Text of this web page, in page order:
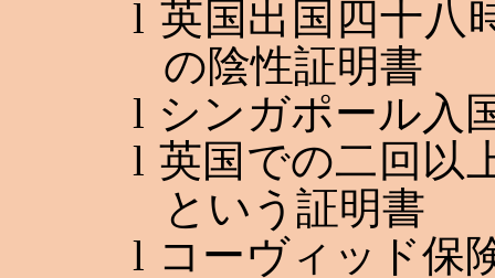
l 英国出国四十八
の陰性証明書
l シンガポール入
l 英国での二回以
という証明書
l コーヴィッド保